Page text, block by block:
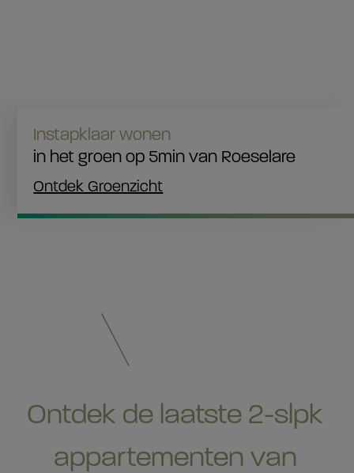
Instapklaar wonen
in het groen op 5min van Roeselare
Ontdek Groenzicht
Ontdek de laatste 2-slpk
appartementen van